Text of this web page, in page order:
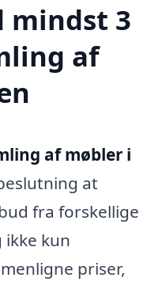
3
af
af møbler i
at
fra forskellige
kun
priser,